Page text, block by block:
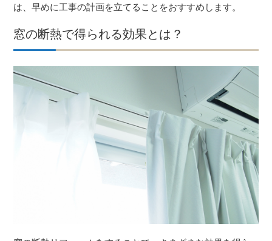
は、早めに工事の計画を立てることをおすすめします。
窓の断熱で得られる効果とは？